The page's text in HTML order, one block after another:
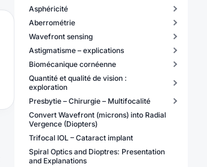
Asphéricité
Aberrométrie
Wavefront sensing
Astigmatisme – explications
Biomécanique cornéenne
Quantité et qualité de vision :
exploration
Presbytie – Chirurgie – Multifocalité
Convert Wavefront (microns) into Radial
Vergence (Diopters)
Trifocal IOL – Cataract implant
Spiral Optics and Dioptres: Presentation
and Explanations